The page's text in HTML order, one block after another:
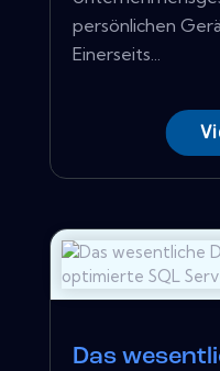
persönlichen
Einerseits...
Das